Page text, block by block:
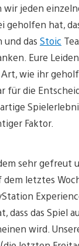
wir jeden
geholfen hat,
und das Stoic
Eure
wie ihr
für die
Faktor.
sehr gefreut
dem letztes
dass das Spiel
wird.